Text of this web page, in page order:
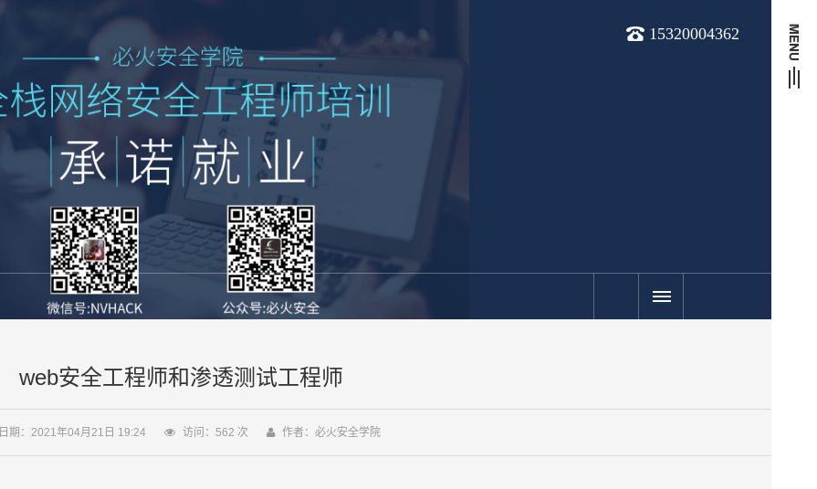
15320004362
web安全工程师和渗透测试工程师
日期：2021年04月21日 19:24 访问： 562 次 作者：必火安全学院